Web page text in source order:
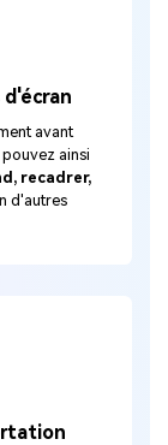
avant
ainsi
recadrer,
d'autres